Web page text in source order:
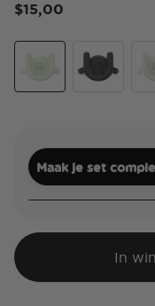
$15,00
Maak je set
In